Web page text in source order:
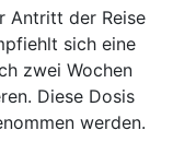
Antritt der Reise
sich eine
zwei Wochen
Diese Dosis
werden.